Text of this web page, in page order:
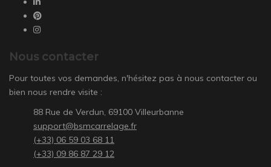
Nous contacter
Pour toutes vos demandes, n'hésitez pas à nous contacter ou
bien nous rendre visite :
88 Rue de Verdun, 69100 Villeurbanne
support@bsmcarrelage.fr
(+33) 06 59 03 68 11
(+33) 09 86 87 29 12